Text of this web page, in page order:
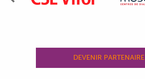
Précédent
DEVENIR PARTENAIRE